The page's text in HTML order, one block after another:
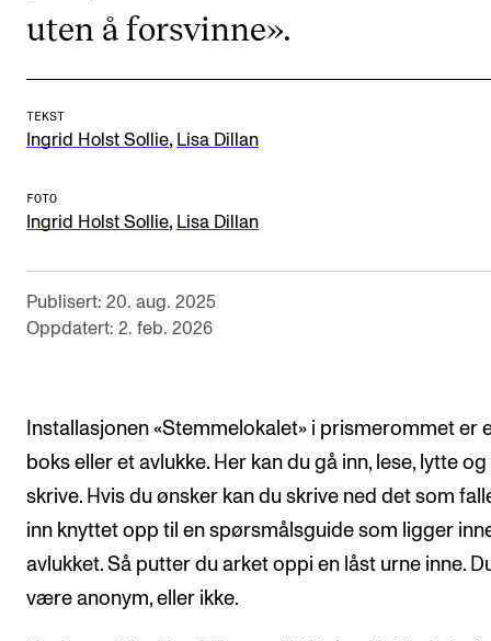
Nettverk
IN.TUNE
Arrangementer og konserter
Kontakt oss
uten å forsvinne».
TEKST
Ingrid Holst Sollie, Lisa Dillan
FOTO
Ingrid Holst Sollie, Lisa Dillan
Publisert: 20. aug. 2025
Oppdatert: 2. feb. 2026
Installasjonen «Stemmelokalet» i prismerommet er
boks eller et avlukke. Her kan du gå inn, lese, lytte og
skrive. Hvis du ønsker kan du skrive ned det som
inn knyttet opp til en spørsmålsguide som ligger
avlukket. Så putter du arket oppi en låst urne inne.
være anonym, eller ikke.